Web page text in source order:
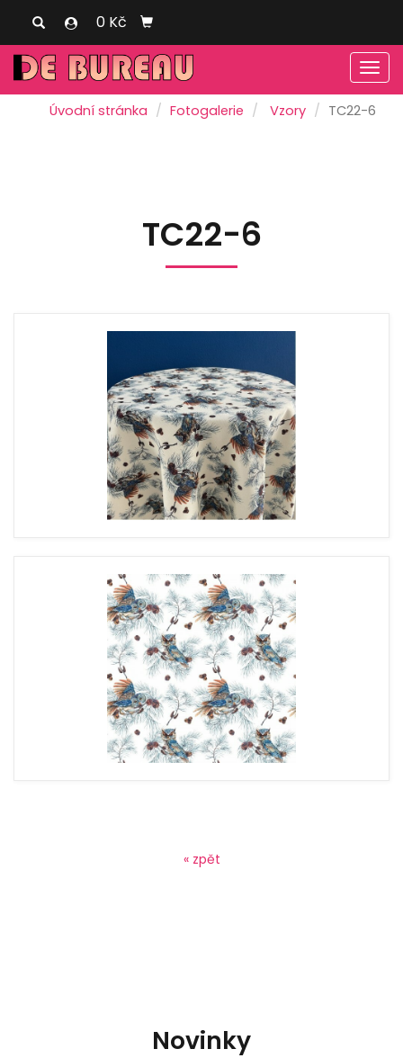
0 Kč
Úvodní stránka Fotogalerie Vzory TC22-6
TC22-6
« zpět
Novinky